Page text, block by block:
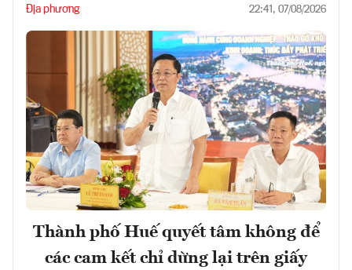
Địa phương 22:41, 07/08/2026
Thành phố Huế quyết tâm không để
các cam kết chỉ dừng lại trên giấy